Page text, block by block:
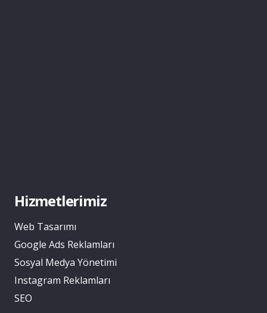
Hizmetlerimiz
Web Tasarımı
Google Ads Reklamları
Sosyal Medya Yönetimi
Instagram Reklamları
SEO